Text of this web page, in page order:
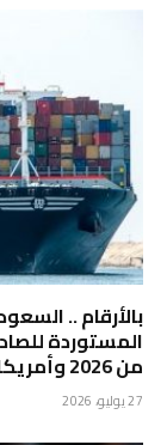
بالأرقام ..
المستوردة
من 2026 وأمريكا والأردن تلاحقانها
27 يوليو، 2026